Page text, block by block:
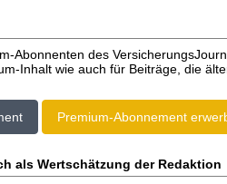
Abonnenten des
Inhalt wie auch für Beiträge, die
Premium-Abonnement
als Wertschätzung der Redaktion